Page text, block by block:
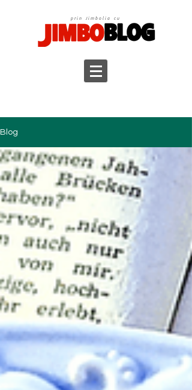
prin Jimbolia cu
Blog